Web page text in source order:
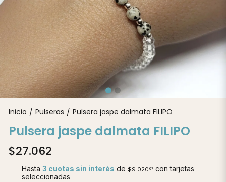
Inicio / Pulseras / Pulsera jaspe dalmata FILIPO
Pulsera jaspe dalmata FILIPO
$27.062
Hasta 3 cuotas sin interés de $9.020 67con tarjetas
seleccionadas